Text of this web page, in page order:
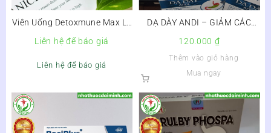
Viên Uống Detoxmune Max Lọ
30 Viên – Hỗ Trợ Bảo Vệ Gan
Liên hệ để báo giá
Liên hệ để báo giá
DẠ DÀY ANDI – GIẢM CÁC
TRIỆU CHỨNG DO VIÊM LOÉT
DẠ DÀY – Hộp 3 vỉ x 10 viên
120.000 ₫
Thêm vào giỏ hàng
Mua ngay